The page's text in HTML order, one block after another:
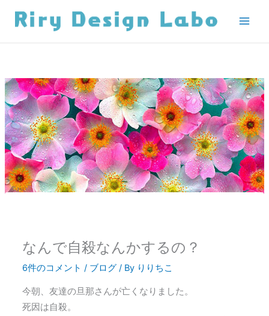
ッ
プ
なんで自殺なんかするの？
6件のコメント / ブログ / By りりちこ
今朝、友達の旦那さんが亡くなりました。
死因は自殺。